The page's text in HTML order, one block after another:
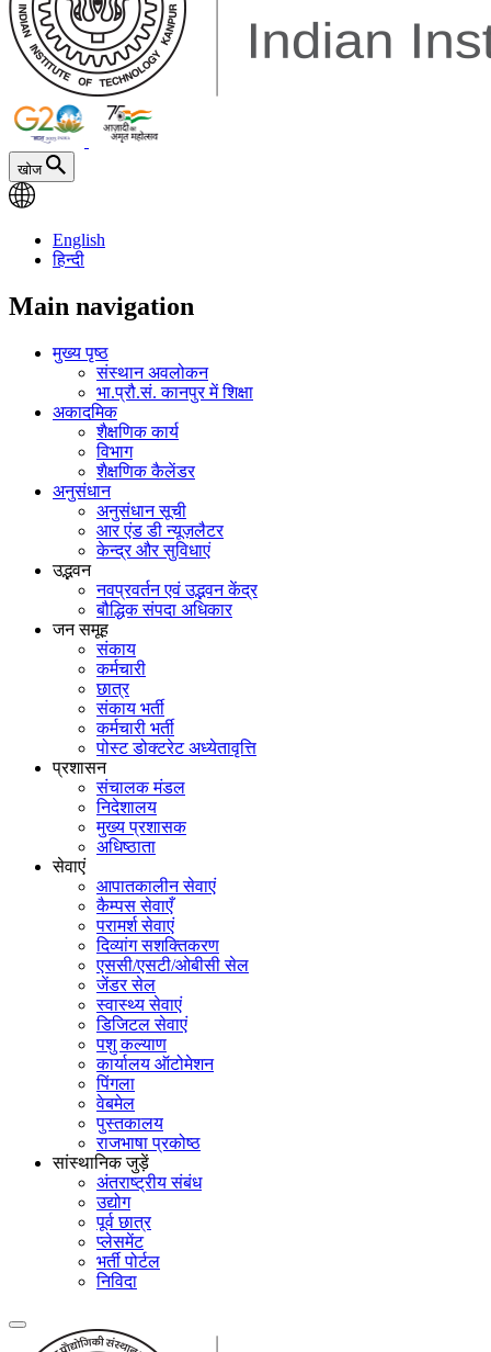
खोज
English
हिन्दी
Main navigation
मुख्य पृष्ठ
संस्थान अवलोकन
भा.प्रौ.सं. कानपुर में शिक्षा
अकादमिक
शैक्षणिक कार्य
विभाग
शैक्षणिक कैलेंडर
अनुसंधान
अनुसंधान सूची
आर एंड डी न्यूज़लैटर
केन्द्र और सुविधाएं
उद्भवन
नवप्रवर्तन एवं उद्भवन केंद्र
बौद्धिक संपदा अधिकार
जन समूह
संकाय
कर्मचारी
छात्र
संकाय भर्ती
कर्मचारी भर्ती
पोस्‍ट डोक्‍टरेट अध्‍येतावृत्ति
प्रशासन
संचालक मंडल
निदेशालय
मुख्य प्रशासक
अधिष्ठाता
सेवाएं
आपातकालीन सेवाएं
कैम्पस सेवाएँ
परामर्श सेवाएं
दिव्यांग सशक्तिकरण
एससी/एसटी/ओबीसी सेल
जेंडर सेल
स्वास्थ्य सेवाएं
डिजिटल सेवाएं
पशु कल्याण
कार्यालय ऑटोमेशन
पिंगला
वेबमेल
पुस्तकालय
राजभाषा प्रकोष्ठ
सांस्थानिक जुड़ें
अंतराष्ट्रीय संबंध
उद्योग
पूर्व छात्र
प्लेसमेंट
भर्ती पोर्टल
निविदा